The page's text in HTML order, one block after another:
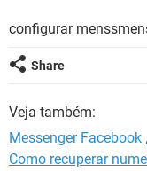
GUIA DE COMPRAS
INSTAGRAM
GUIA DE COMPRAS
configurar
Share
Veja também:
Messenger Facebook
Como recuperar